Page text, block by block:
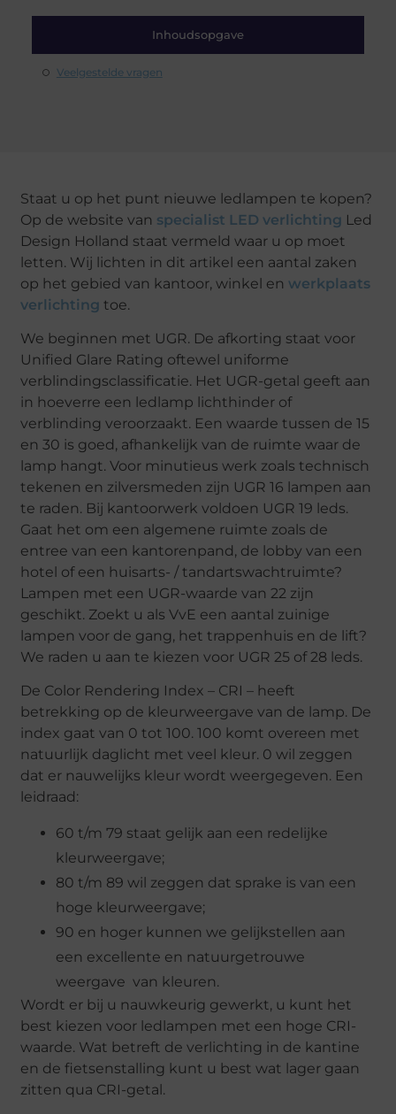
Inhoudsopgave
Veelgestelde vragen
Staat u op het punt nieuwe ledlampen te kopen?
Op de website van specialist LED verlichting Led
Design Holland staat vermeld waar u op moet
letten. Wij lichten in dit artikel een aantal zaken
op het gebied van kantoor, winkel en werkplaats
verlichting toe.
We beginnen met UGR. De afkorting staat voor
Unified Glare Rating oftewel uniforme
verblindingsclassificatie. Het UGR-getal geeft aan
in hoeverre een ledlamp lichthinder of
verblinding veroorzaakt. Een waarde tussen de 15
en 30 is goed, afhankelijk van de ruimte waar de
lamp hangt. Voor minutieus werk zoals technisch
tekenen en zilversmeden zijn UGR 16 lampen aan
te raden. Bij kantoorwerk voldoen UGR 19 leds.
Gaat het om een algemene ruimte zoals de
entree van een kantorenpand, de lobby van een
hotel of een huisarts- / tandartswachtruimte?
Lampen met een UGR-waarde van 22 zijn
geschikt. Zoekt u als VvE een aantal zuinige
lampen voor de gang, het trappenhuis en de lift?
We raden u aan te kiezen voor UGR 25 of 28 leds.
De Color Rendering Index – CRI – heeft
betrekking op de kleurweergave van de lamp. De
index gaat van 0 tot 100. 100 komt overeen met
natuurlijk daglicht met veel kleur. 0 wil zeggen
dat er nauwelijks kleur wordt weergegeven. Een
leidraad:
60 t/m 79 staat gelijk aan een redelijke
kleurweergave;
80 t/m 89 wil zeggen dat sprake is van een
hoge kleurweergave;
90 en hoger kunnen we gelijkstellen aan
een excellente en natuurgetrouwe
weergave van kleuren.
Wordt er bij u nauwkeurig gewerkt, u kunt het
best kiezen voor ledlampen met een hoge CRI-
waarde. Wat betreft de verlichting in de kantine
en de fietsenstalling kunt u best wat lager gaan
zitten qua CRI-getal.